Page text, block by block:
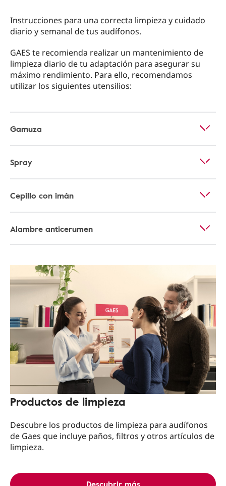
Instrucciones para una correcta limpieza y cuidado
diario y semanal de tus audífonos.
GAES te recomienda realizar un mantenimiento de
limpieza diario de tu adaptación para asegurar su
máximo rendimiento. Para ello, recomendamos
utilizar los siguientes utensilios:
Gamuza
Spray
Cepillo con imán
Alambre anticerumen
Productos de limpieza
Descubre los productos de limpieza para audífonos
de Gaes que incluye paños, filtros y otros artículos de
limpieza.